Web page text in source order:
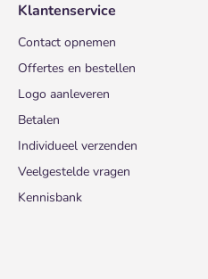
Klantenservice
Contact opnemen
Offertes en bestellen
Logo aanleveren
Betalen
Individueel verzenden
Veelgestelde vragen
Kennisbank